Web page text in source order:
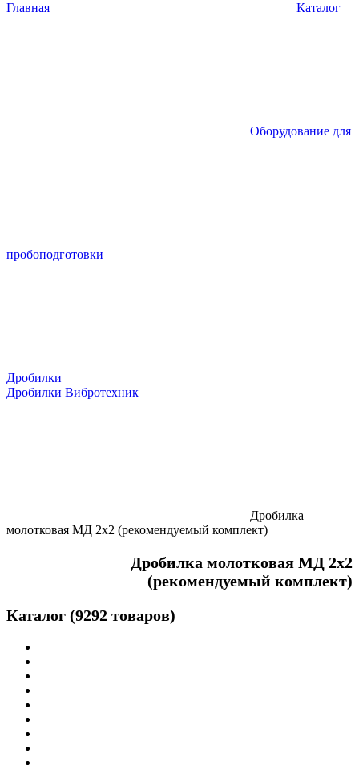
Главная Каталог
Оборудование для
пробоподготовки
Дробилки
Дробилки Вибротехник
Дробилка
молотковая МД 2х2 (рекомендуемый комплект)
Дробилка молотковая МД 2х2
(рекомендуемый комплект)
Каталог (9292 товаров)